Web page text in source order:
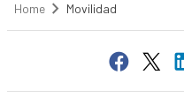
Home Movilidad